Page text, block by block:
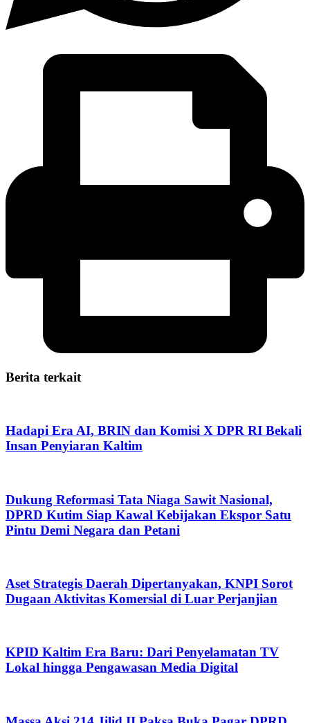
Berita terkait
Hadapi Era AI, BRIN dan Komisi X DPR RI Bekali
Insan Penyiaran Kaltim
Dukung Reformasi Tata Niaga Sawit Nasional,
DPRD Kutim Siap Kawal Kebijakan Ekspor Satu
Pintu Demi Negara dan Petani
Aset Strategis Daerah Dipertanyakan, KNPI Sorot
Dugaan Aktivitas Komersial di Luar Perjanjian
KPID Kaltim Era Baru: Dari Penyelamatan TV
Lokal hingga Pengawasan Media Digital